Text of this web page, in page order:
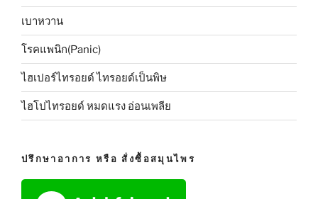
เบาหวาน
โรคแพนิก(Panic)
ไฮเปอร์ไทรอยด์ ไทรอยด์เป็นพิษ
ไฮโปไทรอยด์ หมดแรง อ่อนเพลีย
ปรึกษาอาการ หรือ สั่งซื้อสมุนไพร